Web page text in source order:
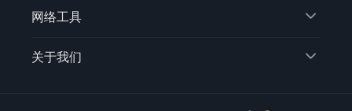
网络工具
关于我们